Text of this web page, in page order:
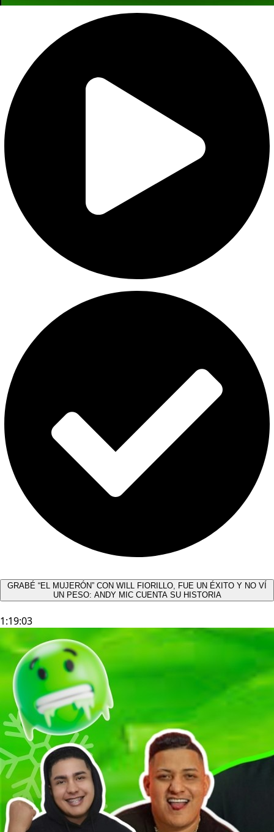
GRABÉ “EL MUJERÓN” CON WILL FIORILLO, FUE UN ÉXITO Y NO VÍ
UN PESO: ANDY MIC CUENTA SU HISTORIA
1:19:03